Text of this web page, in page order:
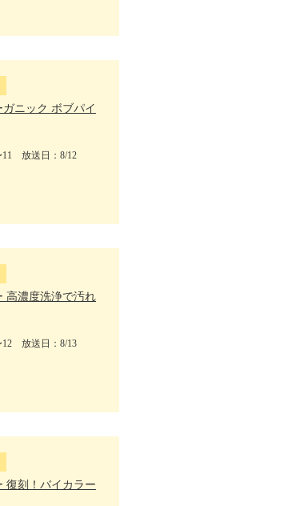
ニック ボブパイ
11 放送日：8/12
高濃度洗浄で汚れ
12 放送日：8/13
復刻！バイカラー